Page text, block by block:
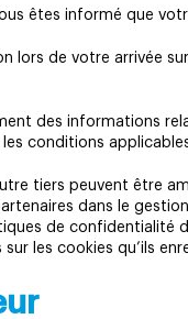
êtes informé que
lors de votre
des informations
conditions
tiers peuvent être
dans le
de confidentialité
les cookies qu’ils